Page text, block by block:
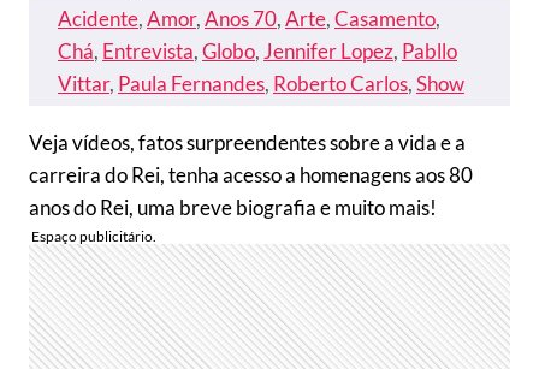
Acidente, Amor, Anos 70, Arte, Casamento
Chá, Entrevista, Globo, Jennifer Lopez, Pabllo
Vittar, Paula Fernandes, Roberto Carlos, Show
Veja vídeos, fatos surpreendentes sobre a vida e a
carreira do Rei, tenha acesso a homenagens aos 80
anos do Rei, uma breve biografia e muito mais!